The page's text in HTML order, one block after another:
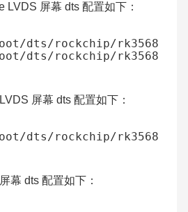
LVDS 屏幕 dts 配置如下：
屏幕 dts 配置如下：
幕 dts 配置如下：